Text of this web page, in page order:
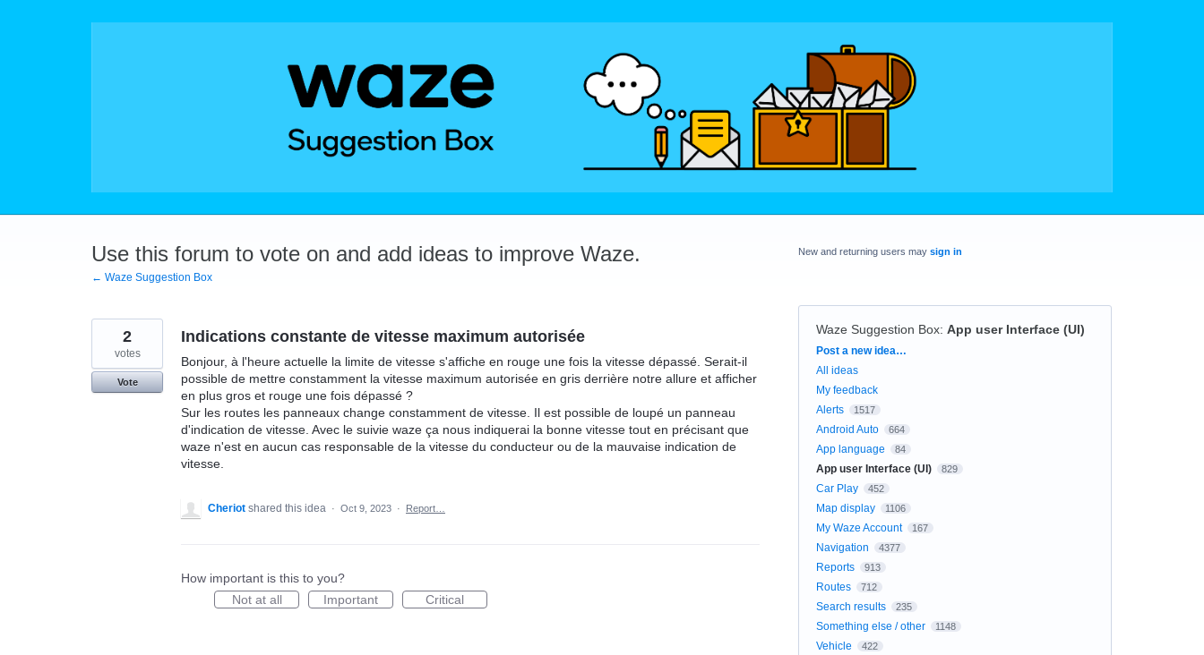
Use this forum to vote on and add ideas to improve Waze.
← Waze Suggestion Box
Indications constante de vitesse maximum autorisée
Bonjour, à l'heure actuelle la limite de vitesse s'affiche en rouge une fois la vitesse dépassé. Serait-il
possible de mettre constamment la vitesse maximum autorisée en gris derrière notre allure et afficher
en plus gros et rouge une fois dépassé ?
Sur les routes les panneaux change constamment de vitesse. Il est possible de loupé un panneau
d'indication de vitesse. Avec le suivie waze ça nous indiquerai la bonne vitesse tout en précisant que
waze n'est en aucun cas responsable de la vitesse du conducteur ou de la mauvaise indication de
vitesse.
2
votes
Vote
Cheriot shared this idea · Oct 9, 2023 · Report…
How important is this to you?
Not at all
Important Critical
New and returning users may sign in
Waze Suggestion Box: App user Interface (UI)
Categories
Post a new idea…
All ideas
My feedback
Alerts
1517
Android Auto 664
App language 84
App user Interface (UI) 829
Car Play 452
Map display 1106
My Waze Account 167
Navigation 4377
Reports 913
Routes 712
Search results 235
Something else / other 1148
Vehicle 422